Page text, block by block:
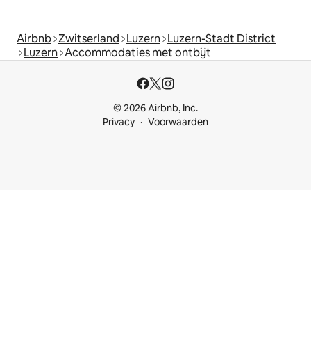
Airbnb Zwitserland Luzern Luzern-Stadt District
Luzern Accommodaties met ontbijt
© 2026 Airbnb, Inc.
Privacy
Voorwaarden